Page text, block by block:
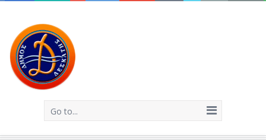
Go to...